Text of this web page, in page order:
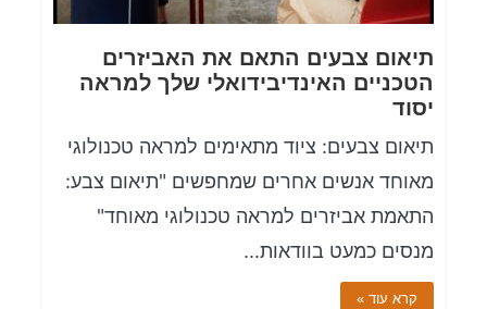
תיאום צבעים התאם את האביזרים
הטכניים האינדיבידואלי שלך למראה
יסוד
תיאום צבעים: ציוד מתאימים למראה טכנולוגי
מאוחד אנשים אחרים שמחפשים "תיאום צבע:
התאמת אביזרים למראה טכנולוגי מאוחד"
מנסים כמעט בוודאות...
קרא עוד »